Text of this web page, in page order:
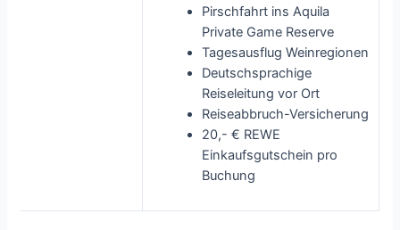
Pirschfahrt ins Aquila
Private Game Reserve
Tagesausflug Weinregionen
Deutschsprachige
Reiseleitung vor Ort
Reiseabbruch-Versicherung
20,- € REWE
Einkaufsgutschein pro
Buchung